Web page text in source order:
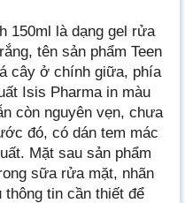
150ml là dạng gel rửa
tên sản phẩm Teen
cây ở chính giữa, phía
Isis Pharma in màu
còn nguyên vẹn, chưa
đó, có dán tem mác
Mặt sau sản phẩm
sữa rửa mặt, nhãn
thông tin cần thiết để